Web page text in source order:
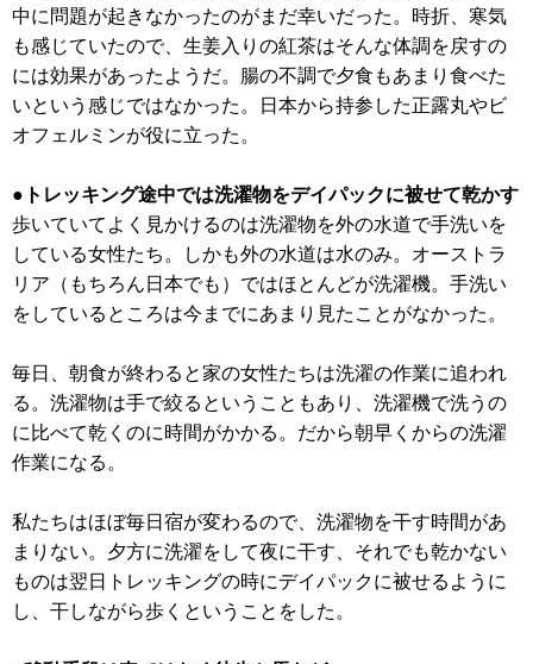
中に問題が起きなかったのがまだ幸いだった。時折、寒気
も感じていたので、生姜入りの紅茶はそんな体調を戻すの
には効果があったようだ。腸の不調で夕食もあまり食べた
いという感じではなかった。日本から持参した正露丸やビ
オフェルミンが役に立った。
●トレッキング途中では洗濯物をデイパックに被せて乾かす
歩いていてよく見かけるのは洗濯物を外の水道で手洗いを
している女性たち。しかも外の水道は水のみ。オーストラ
リア（もちろん日本でも）ではほとんどが洗濯機。手洗い
をしているところは今までにあまり見たことがなかった。
毎日、朝食が終わると家の女性たちは洗濯の作業に追われ
る。洗濯物は手で絞るということもあり、洗濯機で洗うの
に比べて乾くのに時間がかかる。だから朝早くからの洗濯
作業になる。
私たちはほぼ毎日宿が変わるので、洗濯物を干す時間があ
まりない。夕方に洗濯をして夜に干す、それでも乾かない
ものは翌日トレッキングの時にデイパックに被せるように
し、干しながら歩くということをした。